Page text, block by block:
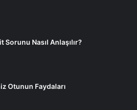
Sorunu Nasıl Anlaşılır?
Otunun Faydaları